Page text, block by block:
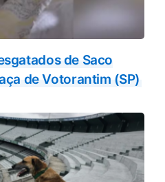
de Saco
de Votorantim (SP)